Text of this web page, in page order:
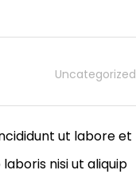
Uncategorized
ut labore et
nisi ut aliquip